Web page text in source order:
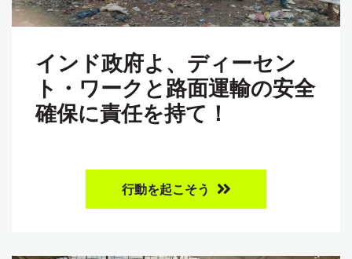
インド政府よ、ディーセン
ト・ワークと路面運輸の安全
確保に責任を持て！
行動を起こそう